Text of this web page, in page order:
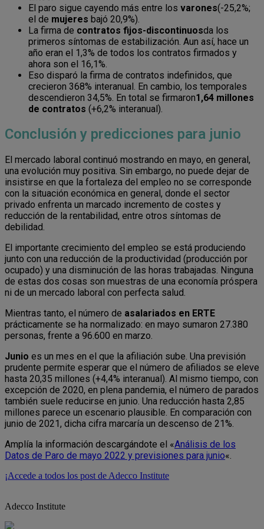
El paro sigue cayendo más entre los varones(-25,2%;
el de mujeres bajó 20,9%).
La firma de contratos fijos-discontinuosda los
primeros síntomas de estabilización. Aun así, hace un
año eran el 1,3% de todos los contratos firmados y
ahora son el 16,1%.
Eso disparó la firma de contratos indefinidos, que
crecieron 368% interanual. En cambio, los temporales
descendieron 34,5%. En total se firmaron1,64 millones
de contratos (+6,2% interanual).
Conclusión y predicciones para junio
El mercado laboral continuó mostrando en mayo, en general,
una evolución muy positiva. Sin embargo, no puede dejar de
insistirse en que la fortaleza del empleo no se corresponde
con la situación económica en general, donde el sector
privado enfrenta un marcado incremento de costes y
reducción de la rentabilidad, entre otros síntomas de
debilidad.
El importante crecimiento del empleo se está produciendo
junto con una reducción de la productividad (producción por
ocupado) y una disminución de las horas trabajadas. Ninguna
de estas dos cosas son muestras de una economía próspera
ni de un mercado laboral con perfecta salud.
Mientras tanto, el número de asalariados en ERTE
prácticamente se ha normalizado: en mayo sumaron 27.380
personas, frente a 96.600 en marzo.
Junio es un mes en el que la afiliación sube. Una previsión
prudente permite esperar que el número de afiliados se eleve
hasta 20,35 millones (+4,4% interanual). Al mismo tiempo, con
excepción de 2020, en plena pandemia, el número de parados
también suele reducirse en junio. Una reducción hasta 2,85
millones parece un escenario plausible. En comparación con
junio de 2021, dicha cifra marcaría un descenso de 21%.
Amplía la información descargándote el «Análisis de los
Datos de Paro de mayo 2022 y previsiones para junio«.
¡Accede a todos los post de Adecco Institute
Adecco Institute